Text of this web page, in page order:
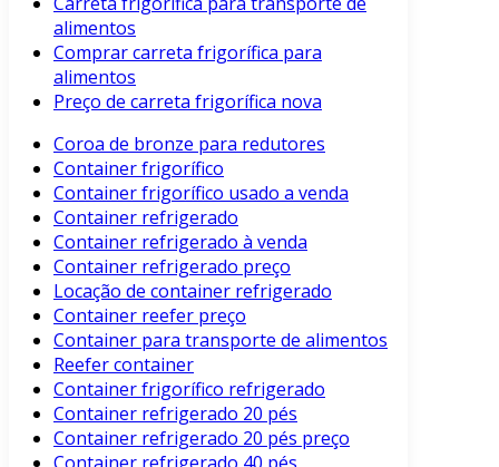
alimentos
Comprar carreta frigorífica para
alimentos
Preço de carreta frigorífica nova
Coroa de bronze para redutores
Container frigorífico
Container frigorífico usado a venda
Container refrigerado
Container refrigerado à venda
Container refrigerado preço
Locação de container refrigerado
Container reefer preço
Container para transporte de alimentos
Reefer container
Container frigorífico refrigerado
Container refrigerado 20 pés
Container refrigerado 20 pés preço